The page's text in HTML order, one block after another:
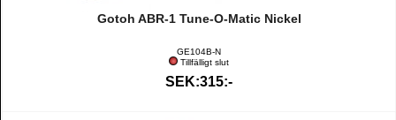
Gotoh ABR-1 Tune-O-Matic Nickel
GE104B-N
Tillfälligt slut
SEK:315:-